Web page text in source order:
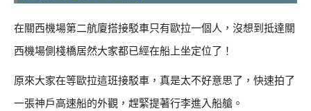
在關西機場第二航廈搭接駁車只有歐拉一個人，沒想到抵達關
西機場側棧橋居然大家都已經在船上坐定位了！
原來大家在等歐拉這班接駁車，真是太不好意思了，快速拍了
一張神戶高速船的外觀，趕緊提著行李進入船艙。